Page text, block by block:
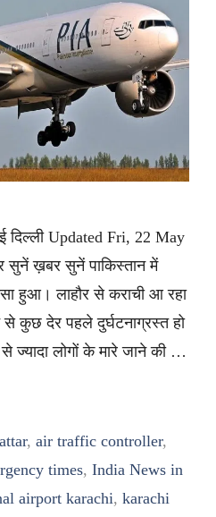
Updated Fri, 22 May
सुनें ख़बर सुनें पाकिस्तान में
हुआ। लाहौर से कराची आ रहा
से कुछ देर पहले दुर्घटनाग्रस्त हो
ज्यादा लोगों के मारे जाने की …
, air traffic controller,
times, India News in
airport karachi, karachi